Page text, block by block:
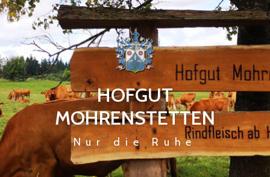
HOFGUT
MOHRENSTETTEN
Nur die Ruhe